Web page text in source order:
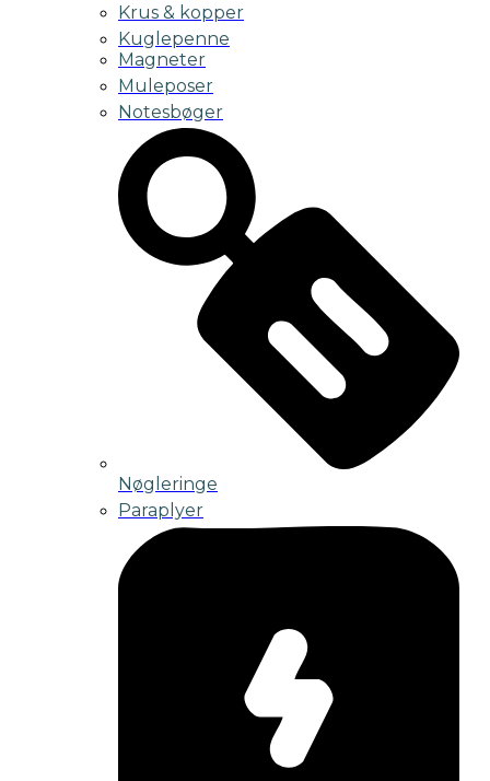
Krus & kopper
Kuglepenne
Magneter
Muleposer
Notesbøger
Nøgleringe
Paraplyer